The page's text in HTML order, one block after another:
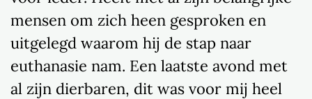
mensen om zich heen gesproken en
uitgelegd waarom hij de stap naar
euthanasie nam. Een laatste avond met
al zijn dierbaren, dit was voor mij heel